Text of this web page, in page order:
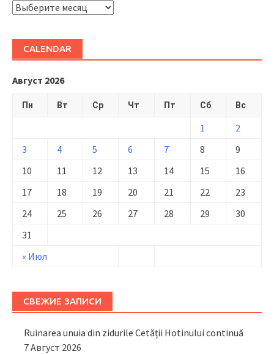
ARHIVĂ
CALENDAR
Август 2026
Пн Вт Ср Чт Пт Сб Вс
« Июл
1
2
3
4 5 6 7 8
9
10
11 12 13 14 15
16
17
18 19 20 21 22
23
24
25 26 27 28 29
30
31
СВЕЖИЕ ЗАПИСИ
Ruinarea unuia din zidurile Cetății Hotinului continuă
7 Август 2026